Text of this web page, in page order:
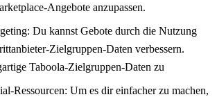
Angebote anzupassen.
Du kannst Gebote durch die Nutzung
Zielgruppen-Daten verbessern.
Taboola-Zielgruppen-Daten zu
Ressourcen: Um es dir einfacher zu machen,